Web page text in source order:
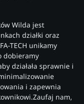
Wilda jest
działki oraz
TECH unikamy
dobieramy
działała sprawnie i
i zapewnia
nam,